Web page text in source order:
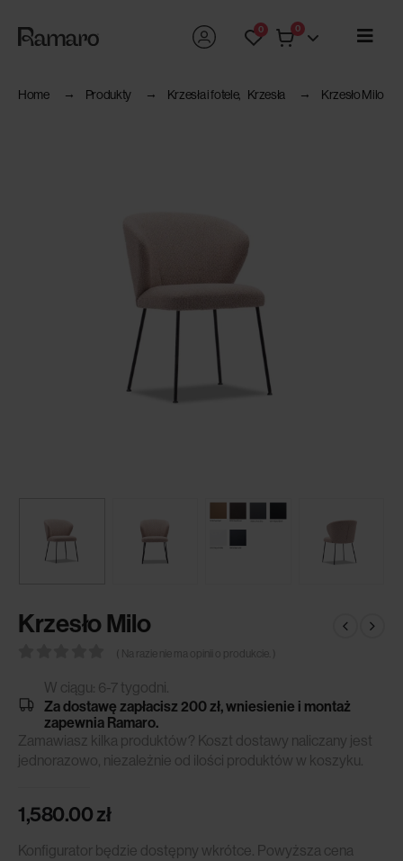
0 0
Home Produkty Krzesła i fotele, Krzesła Krzesło Milo
Krzesło Milo
( Na razie nie ma opinii o produkcie. )
W ciągu: 6-7 tygodni.
Za dostawę zapłacisz 200 zł, wniesienie i montaż
zapewnia Ramaro.
Zamawiasz kilka produktów? Koszt dostawy naliczany jest
jednorazowo, niezależnie od ilości produktów w koszyku.
1,580.00zł
Konfigurator będzie dostępny wkrótce. Powyższa cena